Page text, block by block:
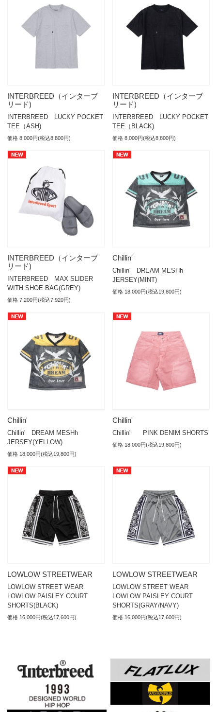
INTERBREED（インターブ
リード)
INTERBREED LUCKY POCKET
TEE（ASH)
価格 8,000円(税込8,800円)
INTERBREED（インターブ
リード)
INTERBREED LUCKY POCKET
TEE（BLACK)
価格 8,000円(税込8,800円)
INTERBREED（インターブ
リード)
INTERBREED MAX SLIDER
WITH SHOE BAG(GREY)
価格 7,200円(税込7,920円)
Chillin'
Chillin' DREAM MESHh
JERSEY(MINT)
価格 18,000円(税込19,800円)
Chillin'
Chillin' DREAM MESHh
JERSEY(YELLOW)
価格 18,000円(税込19,800円)
Chillin'
Chillin' PINK DENIM SHORTS
価格 18,000円(税込19,800円)
LOWLOW STREETWEAR
LOWLOW STREET WEAR
LOWLOW PAISLEY COURT
SHORTS(BLACK)
価格 16,000円(税込17,600円)
LOWLOW STREETWEAR
LOWLOW STREET WEAR
LOWLOW PAISLEY COURT
SHORTS(GRAY/NAVY)
価格 16,000円(税込17,600円)